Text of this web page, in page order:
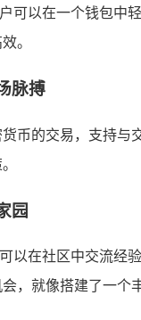
可以在一个钱包
。
脉搏
币的交易，支持
园
以在社区中交流经
，就像搭建了一个